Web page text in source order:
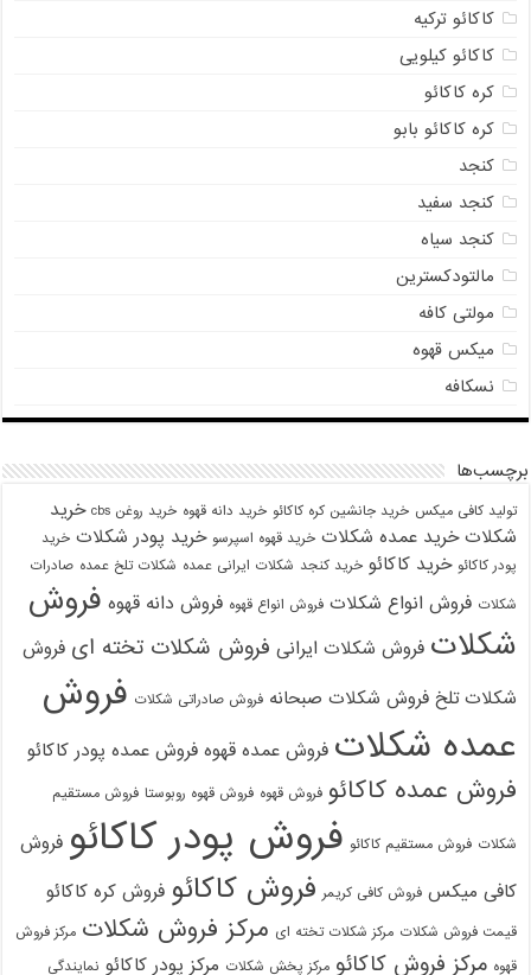
کاکائو ترکیه
کاکائو کیلویی
کره کاکائو
کره کاکائو بابو
کنجد
کنجد سفید
کنجد سیاه
مالتودکسترین
مولتی کافه
میکس قهوه
نسکافه
برچسب‌ها
تولید کافی میکس خرید جانشین کره کاکائو خرید دانه قهوه خرید روغن cbs
خرید
شکلات خرید عمده شکلات خرید قهوه اسپرسو خرید پودر شکلات خرید
پودر کاکائو خرید کاکائو خرید کنجد شکلات ایرانی عمده شکلات تلخ عمده صادرات
شکلات فروش انواع شکلات فروش انواع قهوه فروش دانه قهوه فروش
شکلات فروش شکلات ایرانی فروش شکلات تخته ای فروش
شکلات تلخ فروش شکلات صبحانه فروش صادراتی شکلات فروش
عمده شکلات فروش عمده قهوه فروش عمده پودر کاکائو
فروش عمده کاکائو فروش قهوه فروش قهوه روبوستا فروش مستقیم
شکلات فروش مستقیم کاکائو فروش پودر کاکائو فروش
کافی میکس فروش کافی کریمر فروش کاکائو فروش کره کاکائو
قیمت فروش شکلات مرکز شکلات تخته ای مرکز فروش شکلات مرکز فروش
قهوه مرکز فروش کاکائو مرکز پخش شکلات مرکز پودر کاکائو نمایندگی